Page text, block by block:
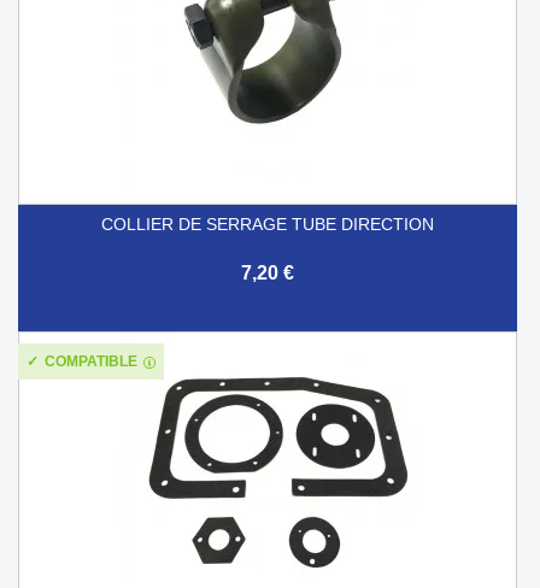
COLLIER DE SERRAGE TUBE DIRECTION
7,20 €
COMPATIBLE